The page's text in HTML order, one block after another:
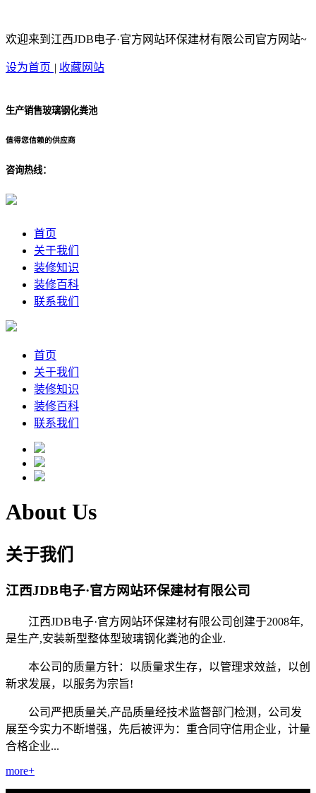
欢迎来到江西JDB电子·官方网站环保建材有限公司官方网站~
设为首页 | 收藏网站
生产销售玻璃钢化粪池
值得您信赖的供应商
咨询热线：
首页
关于我们
装修知识
装修百科
联系我们
首页
关于我们
装修知识
装修百科
联系我们
About Us
关于我们
江西JDB电子·官方网站环保建材有限公司
江西JDB电子·官方网站环保建材有限公司创建于2008年,
是生产,安装新型整体型玻璃钢化粪池的企业.
本公司的质量方针：以质量求生存，以管理求效益，以创
新求发展，以服务为宗旨!
公司严把质量关,产品质量经技术监督部门检测，公司发
展至今实力不断增强，先后被评为：重合同守信用企业，计量
合格企业...
more+